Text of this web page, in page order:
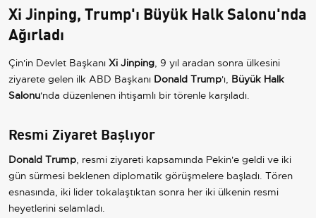
Xi Jinping, Trump'ı Büyük Halk Salonu'nda
Ağırladı
Çin'in Devlet Başkanı Xi Jinping, 9 yıl aradan sonra ülkesini
ziyarete gelen ilk ABD Başkanı Donald Trump'ı, Büyük Halk
Salonu'nda düzenlenen ihtişamlı bir törenle karşıladı.
Resmi Ziyaret Başlıyor
Donald Trump, resmi ziyareti kapsamında Pekin'e geldi ve iki
gün sürmesi beklenen diplomatik görüşmelere başladı. Tören
esnasında, iki lider tokalaştıktan sonra her iki ülkenin resmi
heyetlerini selamladı.